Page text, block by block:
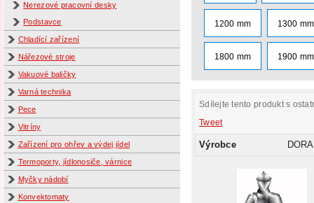
Nerezové pracovní desky
Podstavce
Chladící zařízení
Nářezové stroje
Vakuové baličky
Varná technika
Pece
Vitríny
Zařízení pro ohřev a výdej jídel
Termoporty, jídlonosiče, várnice
Myčky nádobí
Konvektomaty
1200 mm 1300 mm
1800 mm 1900 mm
Sdílejte tento produkt s
Tweet
Výrobce